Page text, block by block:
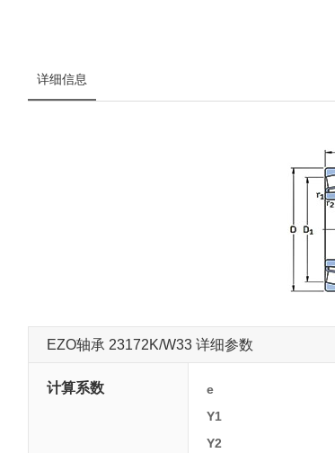
详细信息
EZO轴承 23172K/W33 详细参数
计算系数 e
Y1
Y2